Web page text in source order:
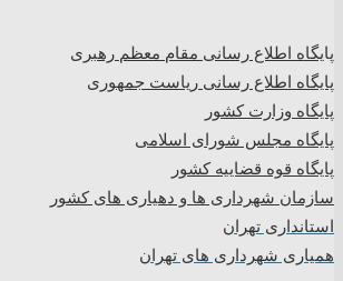
پایگاه اطلاع رسانی مقام معظم رهبری
پایگاه اطلاع رسانی ریاست جمهوری
پایگاه وزارت کشور
پایگاه مجلس شورای اسلامی
پایگاه قوه قضاییه کشور
سازمان شهرداری ها و دهیاری های کشور
استانداری تهران
همیاری شهرداری های تهران